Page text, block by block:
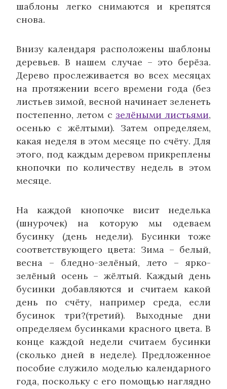
шаблоны легко снимаются и крепятся
снова.
Внизу календаря расположены шаблоны
деревьев. В нашем случае – это берёза.
Дерево прослеживается во всех месяцах
на протяжении всего времени года (без
листьев зимой, весной начинает зеленеть
постепенно, летом с зелёными листьями,
осенью с жёлтыми). Затем определяем,
какая неделя в этом месяце по счёту. Для
этого, под каждым деревом прикреплены
кнопочки по количеству недель в этом
месяце.
На каждой кнопочке висит неделька
(шнурочек) на которую мы одеваем
бусинку (день недели). Бусинки тоже
соответствующего цвета: Зима – белый,
весна – бледно-зелёный, лето – ярко-
зелёный осень – жёлтый. Каждый день
бусинки добавляются и считаем какой
день по счёту, например среда, если
бусинок три?(третий). Выходные дни
определяем бусинками красного цвета. В
конце каждой недели считаем бусинки
(сколько дней в неделе). Предложенное
пособие служило моделью календарного
года, поскольку с его помощью наглядно